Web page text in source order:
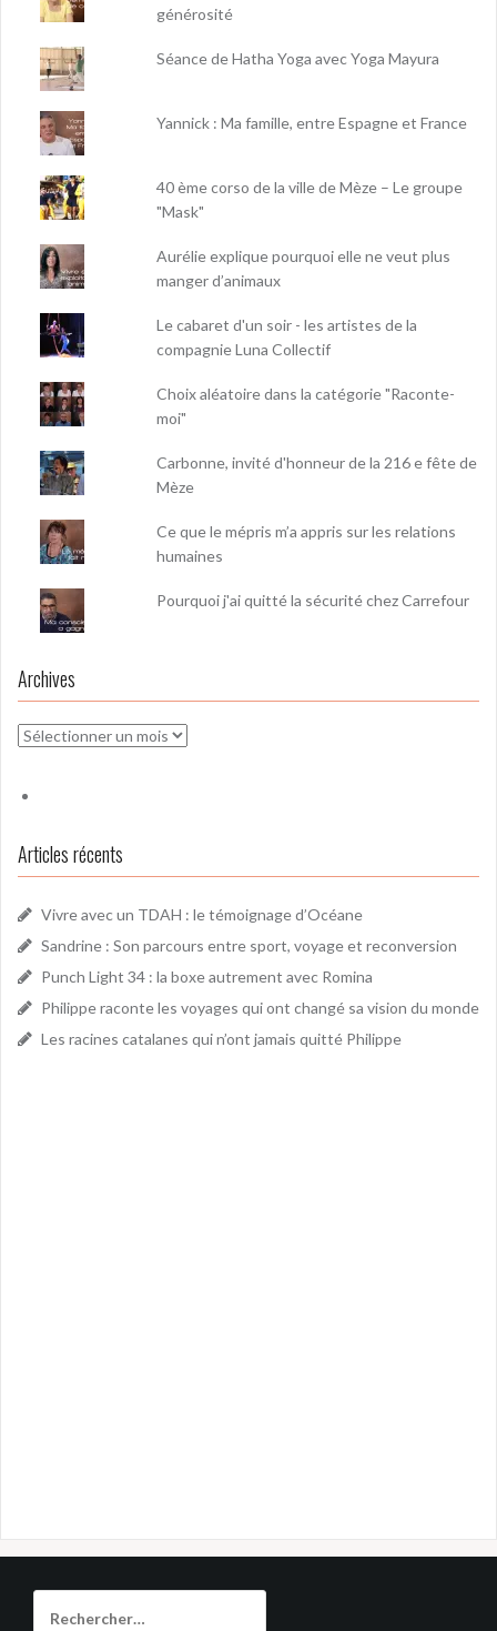
générosité
Séance de Hatha Yoga avec Yoga Mayura
Yannick : Ma famille, entre Espagne et France
40 ème corso de la ville de Mèze – Le groupe
"Mask"
Aurélie explique pourquoi elle ne veut plus
manger d’animaux
Le cabaret d'un soir - les artistes de la
compagnie Luna Collectif
Choix aléatoire dans la catégorie "Raconte-
moi"
Carbonne, invité d'honneur de la 216 e fête de
Mèze
Ce que le mépris m’a appris sur les relations
humaines
Pourquoi j'ai quitté la sécurité chez Carrefour
Archives
Archives
Articles récents
Vivre avec un TDAH : le témoignage d’Océane
Sandrine : Son parcours entre sport, voyage et reconversion
Punch Light 34 : la boxe autrement avec Romina
Philippe raconte les voyages qui ont changé sa vision du monde
Les racines catalanes qui n’ont jamais quitté Philippe